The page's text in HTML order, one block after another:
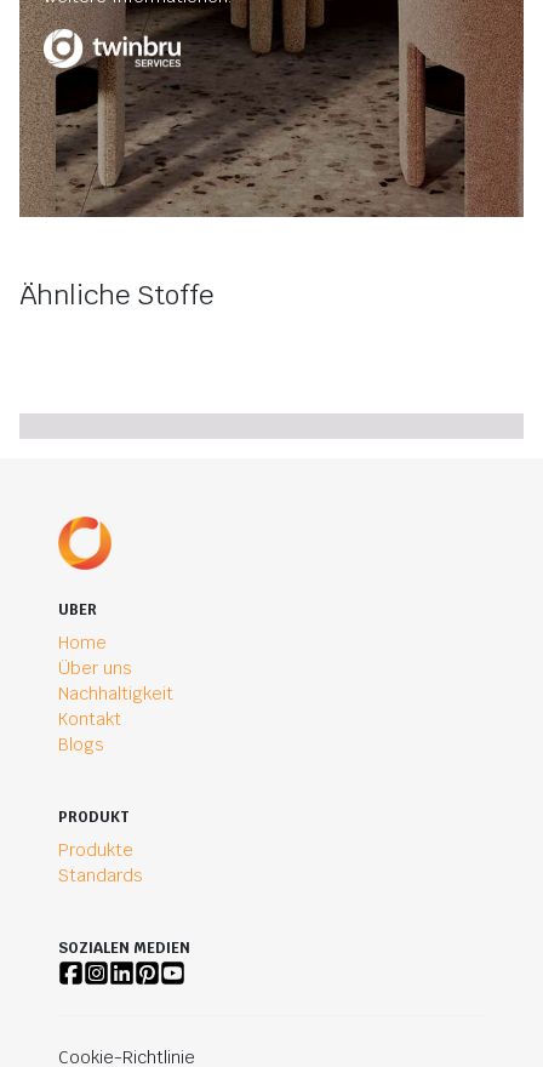
Ähnliche Stoffe
UBER
Home
Über uns
Nachhaltigkeit
Kontakt
Blogs
PRODUKT
Produkte
Standards
SOZIALEN MEDIEN
Cookie-Richtlinie